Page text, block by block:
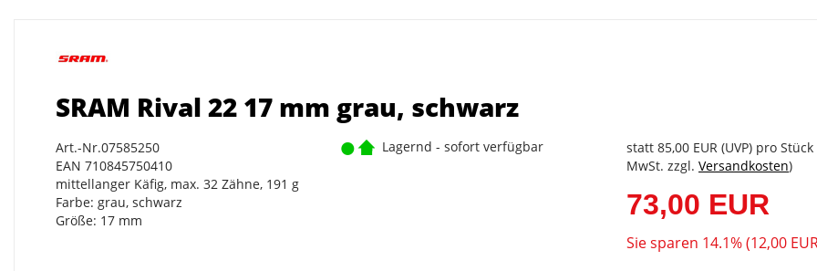
SRAM Rival 22 17 mm grau, schwarz
Art.-Nr.07585250
EAN 710845750410
mittellanger Käfig, max. 32 Zähne, 191 g
Farbe: grau, schwarz
Größe: 17 mm
Lagernd - sofort verfügbar statt 85,00 EUR (UVP) pro
MwSt. zzgl. Versandkosten)
73,00 EUR
Sie sparen 14.1% (12,00